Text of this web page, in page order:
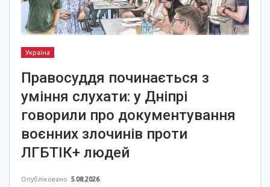
Україна
Правосуддя починається з
уміння слухати: у Дніпрі
говорили про документування
воєнних злочинів проти
ЛГБТІК+ людей
Опубліковано 5.08.2026